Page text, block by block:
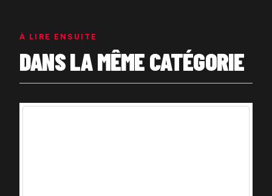
À LIRE ENSUITE
DANS LA MÊME CATÉGORIE